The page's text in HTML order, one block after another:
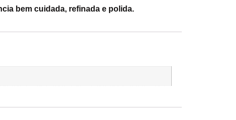
bem cuidada, refinada e polida.